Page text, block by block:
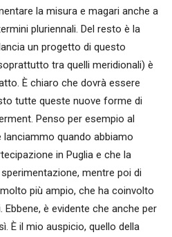
la misura e magari anche a
pluriennali. Del resto è la
un progetto di questo
tra quelli meridionali) è
È chiaro che dovrà essere
tutte queste nuove forme di
Penso per esempio al
lanciammo quando abbiamo
in Puglia e che la
mentre poi di
più ampio, che ha coinvolto
è evidente che anche per
È il mio auspicio, quello della